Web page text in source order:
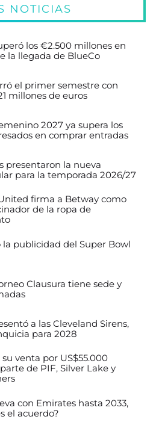
NOTICIAS
los €2.500 millones en
la llegada de BlueCo
el primer semestre con
millones de euros
2027 ya supera los
en comprar entradas
presentaron la nueva
para la temporada 2026/27
firma a Betway como
de la ropa de
la publicidad del Super Bowl
Clausura tiene sede y
a las Cleveland Sirens,
para 2028
venta por US$55.000
de PIF, Silver Lake y
con Emirates hasta 2033,
el acuerdo?